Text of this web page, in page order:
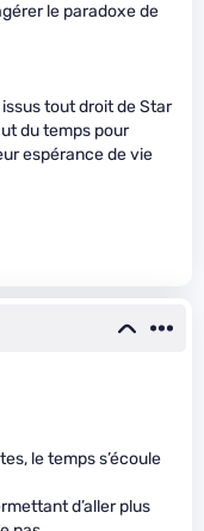
le paradoxe de
tout droit de Star
du temps pour
espérance de vie
le temps s’écoule
d’aller plus